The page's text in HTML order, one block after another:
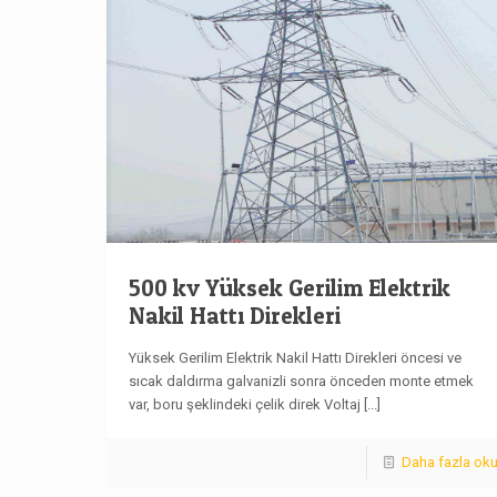
500 kv Yüksek Gerilim Elektrik
Nakil Hattı Direkleri
Yüksek Gerilim Elektrik Nakil Hattı Direkleri öncesi ve
sıcak daldırma galvanizli sonra önceden monte etmek
var, boru şeklindeki çelik direk Voltaj [...]
Daha fazla